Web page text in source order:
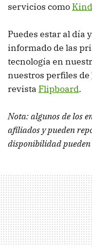
servicios como
Puedes estar al día
informado de las
tecnología en
nuestros perfiles de
revista Flipboard.
Nota: algunos de los
afiliados y pueden
disponibilidad